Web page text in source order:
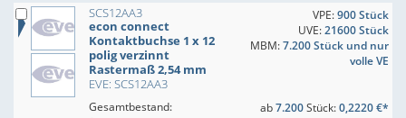
SCS12AA3
econ connect
Kontaktbuchse 1 x 12
polig verzinnt
Rastermaß 2,54 mm
EVE: SCS12AA3
VPE:900 Stück
UVE:21600 Stück
MBM:7.200 Stück und nur
volle VE
Gesamtbestand:
ab7.200Stück:0,2220 €*